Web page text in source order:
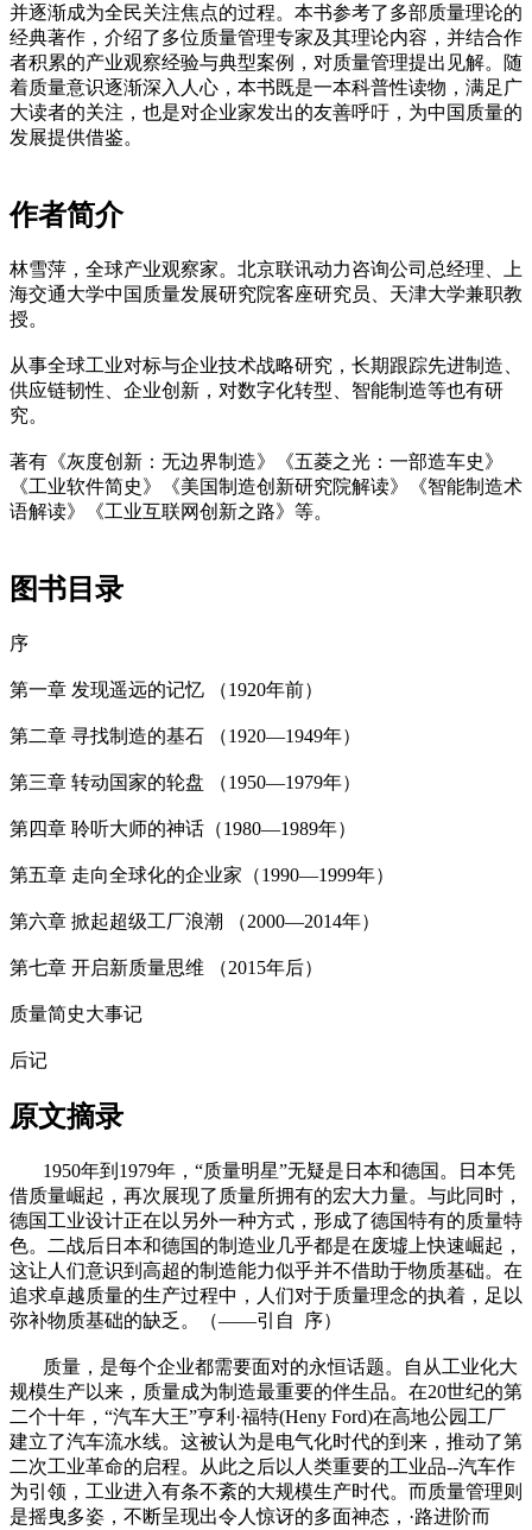
并逐渐成为全民关注焦点的过程。本书参考了多部质量理论的
经典著作，介绍了多位质量管理专家及其理论内容，并结合作
者积累的产业观察经验与典型案例，对质量管理提出见解。随
着质量意识逐渐深入人心，本书既是一本科普性读物，满足广
大读者的关注，也是对企业家发出的友善呼吁，为中国质量的
发展提供借鉴。
作者简介
林雪萍，全球产业观察家。北京联讯动力咨询公司总经理、上
海交通大学中国质量发展研究院客座研究员、天津大学兼职教
授。
从事全球工业对标与企业技术战略研究，长期跟踪先进制造、
供应链韧性、企业创新，对数字化转型、智能制造等也有研
究。
著有《灰度创新：无边界制造》《五菱之光：一部造车史》
《工业软件简史》《美国制造创新研究院解读》《智能制造术
语解读》《工业互联网创新之路》等。
图书目录
序
第一章 发现遥远的记忆 （1920年前）
第二章 寻找制造的基石 （1920—1949年）
第三章 转动国家的轮盘 （1950—1979年）
第四章 聆听大师的神话（1980—1989年）
第五章 走向全球化的企业家（1990—1999年）
第六章 掀起超级工厂浪潮 （2000—2014年）
第七章 开启新质量思维 （2015年后）
质量简史大事记
后记
原文摘录
1950年到1979年，“质量明星”无疑是日本和德国。日本凭
借质量崛起，再次展现了质量所拥有的宏大力量。与此同时，
德国工业设计正在以另外一种方式，形成了德国特有的质量特
色。二战后日本和德国的制造业几乎都是在废墟上快速崛起，
这让人们意识到高超的制造能力似乎并不借助于物质基础。在
追求卓越质量的生产过程中，人们对于质量理念的执着，足以
弥补物质基础的缺乏。（——引自 序）
质量，是每个企业都需要面对的永恒话题。自从工业化大
规模生产以来，质量成为制造最重要的伴生品。在20世纪的第
二个十年，“汽车大王”亨利·福特(Heny Ford)在高地公园工厂
建立了汽车流水线。这被认为是电气化时代的到来，推动了第
二次工业革命的启程。从此之后以人类重要的工业品--汽车作
为引领，工业进入有条不紊的大规模生产时代。而质量管理则
是摇曳多姿，不断呈现出令人惊讶的多面神态，·路进阶而